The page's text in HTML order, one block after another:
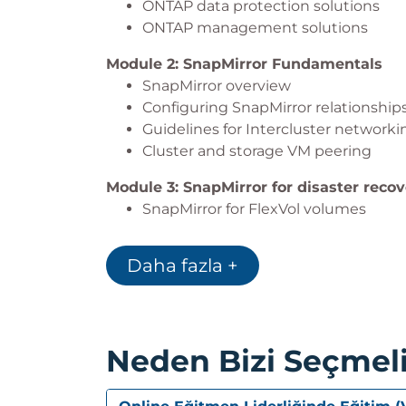
ONTAP data protection solutions
ONTAP management solutions
Module 2: SnapMirror Fundamentals
SnapMirror overview
Configuring SnapMirror
Guidelines for Intercluster
Cluster and storage VM peering
Module 3: SnapMirror for disaster
SnapMirror for FlexVol volumes
Using SnapMirror for volumes
Interaction between SnapMirror and
Addendum: SnapMirror and other
Module 4: SnapMirror Synchronous for
Daha fazla +
Neden Bizi